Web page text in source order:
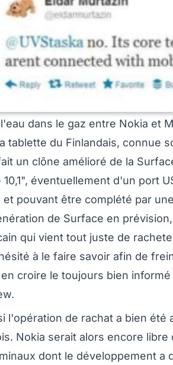
dans le gaz entre Nokia et
tablette du Finlandais, connue
un clône amélioré de la
10,1", éventuellement d'un port
et pouvant être complété par
de Surface en
qui vient tout juste de
à le faire savoir afin de
croire le toujours bien informé
l'opération de rachat a bien
Nokia serait alors encore
dont le développement a